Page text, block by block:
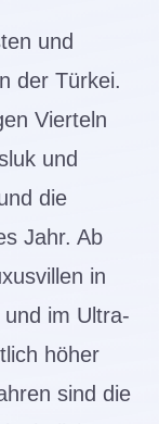
und
der Türkei.
Vierteln
und
die
Jahr. Ab
in
im Ultra-
höher
sind die